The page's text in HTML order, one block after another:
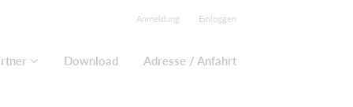
Anmeldung Einloggen
Download Adresse / Anfahrt